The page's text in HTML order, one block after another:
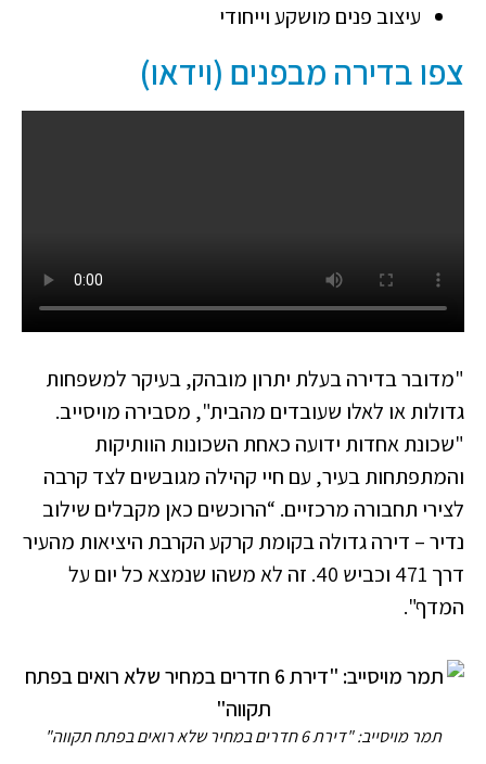
עיצוב פנים מושקע וייחודי
צפו בדירה מבפנים (וידאו)
"מדובר בדירה בעלת יתרון מובהק, בעיקר למשפחות
גדולות או לאלו שעובדים מהבית", מסבירה מויסייב.
"שכונת אחדות ידועה כאחת השכונות הוותיקות
והמתפתחות בעיר, עם חיי קהילה מגובשים לצד קרבה
לצירי תחבורה מרכזיים. “הרוכשים כאן מקבלים שילוב
נדיר – דירה גדולה בקומת קרקע הקרבת היציאות מהעיר
דרך 471 וכביש 40. זה לא משהו שנמצא כל יום על
המדף".
תמר מויסייב: "דירת 6 חדרים במחיר שלא רואים בפתח תקווה"